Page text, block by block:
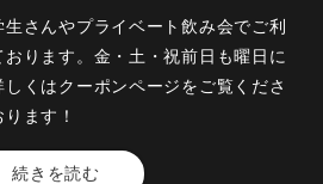
さんやプライベート飲み会でご利
ります。金・土・祝前日も曜日に
くはクーポンページをご覧くださ
ます！
続きを読む